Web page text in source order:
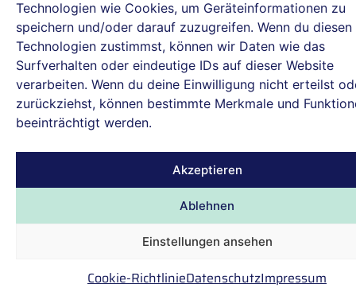
Technologien wie Cookies, um Geräteinformationen zu
speichern und/oder darauf zuzugreifen. Wenn du diesen
Technologien zustimmst, können wir Daten wie das
Surfverhalten oder eindeutige IDs auf dieser Website
verarbeiten. Wenn du deine Einwilligung nicht erteilst
zurückziehst, können bestimmte Merkmale und
beeinträchtigt werden.
Akzeptieren
Ablehnen
Einstellungen ansehen
Cookie-RichtlinieDatenschutzImpressum